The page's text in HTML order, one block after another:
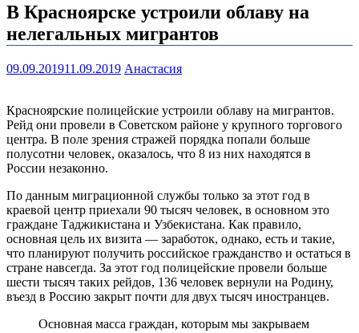
В Красноярске устроили облаву на
нелегальных мигрантов
09.09.201911.09.2019 Анастасия
Красноярские полицейские устроили облаву на мигрантов.
Рейд они провели в Советском районе у крупного торгового
центра. В поле зрения стражей порядка попали больше
полусотни человек, оказалось, что 8 из них находятся в
России незаконно.
По данным миграционной службы только за этот год в
краевой центр приехали 90 тысяч человек, в основном это
граждане Таджикистана и Узбекистана. Как правило,
основная цель их визита — заработок, однако, есть и такие,
что планируют получить российское гражданство и остаться в
стране навсегда. За этот год полицейские провели больше
шести тысяч таких рейдов, 136 человек вернули на Родину,
въезд в Россию закрыт почти для двух тысяч иностранцев.
Основная масса граждан, которым мы закрываем